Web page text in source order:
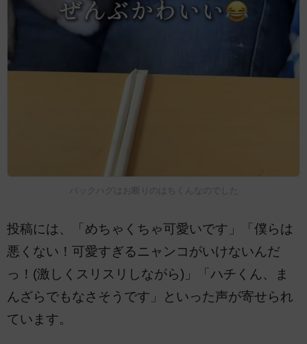
バックハグはお断りのはちくんなのでした
投稿には、「めちゃくちゃ可愛いです」「僕らは
悪くない！可愛すぎるニャンコがいけないんだ
っ！(激しくスリスリしながら)」「ハチくん、ま
んざらでもなさそうです」といった声が寄せられ
ています。